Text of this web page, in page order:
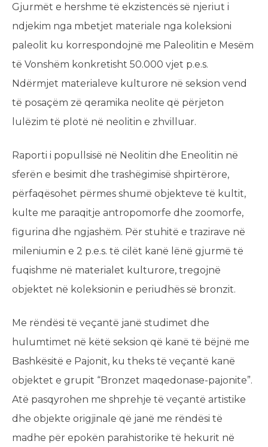
Gjurmët e hershme të ekzistencës së njeriut i
ndjekim nga mbetjet materiale nga koleksioni
paleolit ku korrespondojnë me Paleolitin e Mesëm
të Vonshëm konkretisht 50.000 vjet p.e.s.
Ndërmjet materialeve kulturore në seksion vend
të posaçëm zë qeramika neolite që përjeton
lulëzim të plotë në neolitin e zhvilluar.
Raporti i popullsisë në Neolitin dhe Eneolitin në
sferën e besimit dhe trashëgimisë shpirtërore,
përfaqësohet përmes shumë objekteve të kultit,
kulte me paraqitje antropomorfe dhe zoomorfe,
figurina dhe ngjashëm. Për stuhitë e trazirave në
mileniumin e 2 p.e.s. të cilët kanë lënë gjurmë të
fuqishme në materialet kulturore, tregojnë
objektet në koleksionin e periudhës së bronzit.
Me rëndësi të veçantë janë studimet dhe
hulumtimet në këtë seksion që kanë të bëjnë me
Bashkësitë e Pajonit, ku theks të veçantë kanë
objektet e grupit “Bronzet maqedonase-pajonite”.
Atë pasqyrohen me shprehje të veçantë artistike
dhe objekte origjinale që janë me rëndësi të
madhe për epokën parahistorike të hekurit në